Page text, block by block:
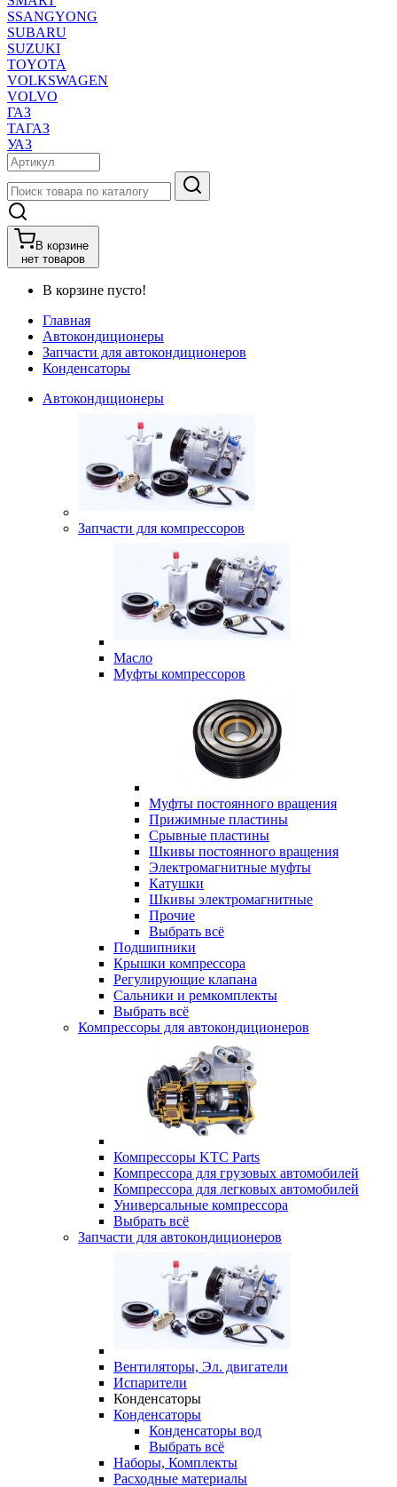
SSANGYONG
SUBARU
SUZUKI
TOYOTA
VOLKSWAGEN
VOLVO
ГАЗ
ТАГАЗ
УАЗ
В корзине
нет товаров
В корзине пусто!
Главная
Автокондиционеры
Запчасти для автокондиционеров
Конденсаторы
Автокондиционеры
Запчасти для компрессоров
Масло
Муфты компрессоров
Муфты постоянного вращения
Прижимные пластины
Срывные пластины
Шкивы постоянного вращения
Электромагнитные муфты
Катушки
Шкивы электромагнитные
Прочие
Выбрать всё
Подшипники
Крышки компрессора
Регулирующие клапана
Сальники и ремкомплекты
Выбрать всё
Компрессоры для автокондиционеров
Компрессоры KTC Parts
Компрессора для грузовых автомобилей
Компрессора для легковых автомобилей
Универсальные компрессора
Выбрать всё
Запчасти для автокондиционеров
Вентиляторы, Эл. двигатели
Испарители
Конденсаторы
Конденсаторы
Конденсаторы вод
Выбрать всё
Наборы, Комплекты
Расходные материалы